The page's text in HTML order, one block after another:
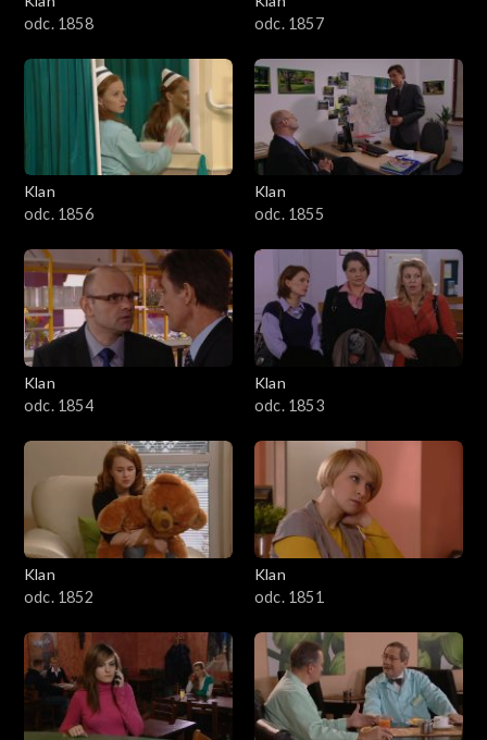
odc. 1858
odc. 1857
Klan
odc. 1856
Klan
odc. 1855
Klan
odc. 1854
Klan
odc. 1853
Klan
odc. 1852
Klan
odc. 1851